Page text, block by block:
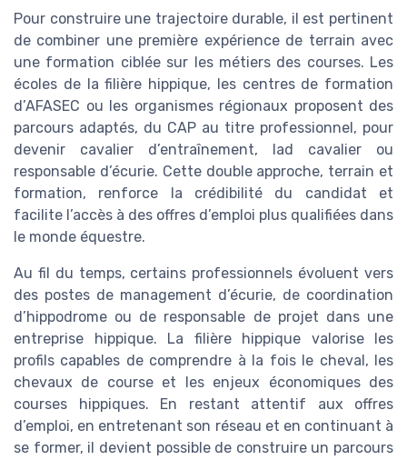
Pour construire une trajectoire durable, il est pertinent
de combiner une première expérience de terrain avec
une formation ciblée sur les métiers des courses. Les
écoles de la filière hippique, les centres de formation
d’AFASEC ou les organismes régionaux proposent des
parcours adaptés, du CAP au titre professionnel, pour
devenir cavalier d’entraînement, lad cavalier ou
responsable d’écurie. Cette double approche, terrain et
formation, renforce la crédibilité du candidat et
facilite l’accès à des offres d’emploi plus qualifiées dans
le monde équestre.
Au fil du temps, certains professionnels évoluent vers
des postes de management d’écurie, de coordination
d’hippodrome ou de responsable de projet dans une
entreprise hippique. La filière hippique valorise les
profils capables de comprendre à la fois le cheval, les
chevaux de course et les enjeux économiques des
courses hippiques. En restant attentif aux offres
d’emploi, en entretenant son réseau et en continuant à
se former, il devient possible de construire un parcours